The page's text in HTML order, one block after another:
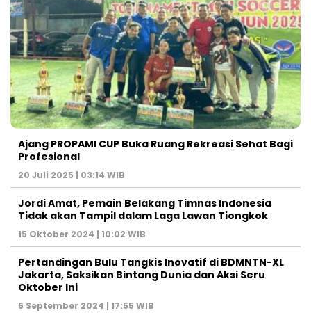
Ajang PROPAMI CUP Buka Ruang Rekreasi Sehat Bagi
Profesional
20 Juli 2025 | 03:14 WIB
Jordi Amat, Pemain Belakang Timnas Indonesia
Tidak akan Tampil dalam Laga Lawan Tiongkok
15 Oktober 2024 | 10:02 WIB
Pertandingan Bulu Tangkis Inovatif di BDMNTN-XL
Jakarta, Saksikan Bintang Dunia dan Aksi Seru
Oktober Ini
6 September 2024 | 17:55 WIB